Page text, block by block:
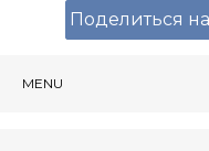
MENU
Поделиться